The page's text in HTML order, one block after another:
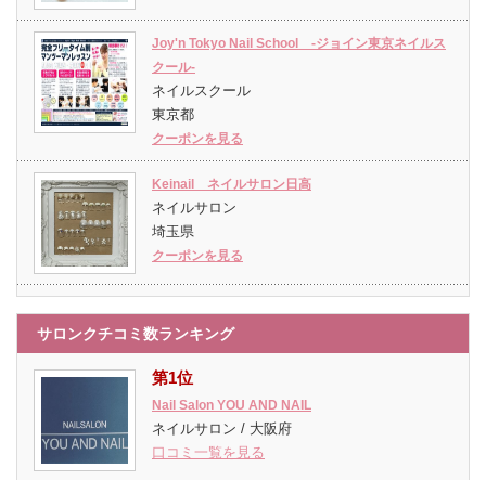
Joy'n Tokyo Nail School -ジョイン東京ネイルス
クール-
ネイルスクール
東京都
クーポンを見る
Keinail ネイルサロン日高
ネイルサロン
埼玉県
クーポンを見る
サロンクチコミ数ランキング
第1位
Nail Salon YOU AND NAIL
ネイルサロン / 大阪府
口コミ一覧を見る